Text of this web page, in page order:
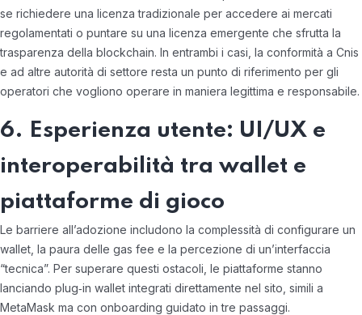
se richiedere una licenza tradizionale per accedere ai mercati
regolamentati o puntare su una licenza emergente che sfrutta la
trasparenza della blockchain. In entrambi i casi, la conformità a Cnis
e ad altre autorità di settore resta un punto di riferimento per gli
operatori che vogliono operare in maniera legittima e responsabile.
6. Esperienza utente: UI/UX e
interoperabilità tra wallet e
piattaforme di gioco
Le barriere all’adozione includono la complessità di configurare un
wallet, la paura delle gas fee e la percezione di un’interfaccia
“tecnica”. Per superare questi ostacoli, le piattaforme stanno
lanciando plug‑in wallet integrati direttamente nel sito, simili a
MetaMask ma con onboarding guidato in tre passaggi.